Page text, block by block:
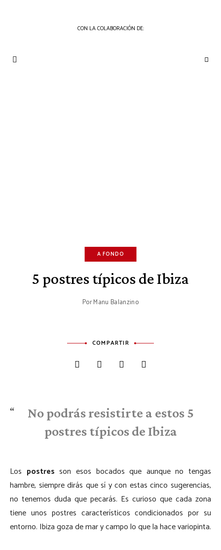
CON LA COLABORACIÓN DE:
A FONDO
5 postres típicos de Ibiza
PorManu Balanzino
COMPARTIR
No podrás resistirte a estos 5
postres típicos de Ibiza
Los postres son esos bocados que aunque no tengas
hambre, siempre dirás que sí y con estas cinco sugerencias,
no tenemos duda que pecarás. Es curioso que cada zona
tiene unos postres característicos condicionados por su
entorno. Ibiza goza de mar y campo lo que la hace variopinta.